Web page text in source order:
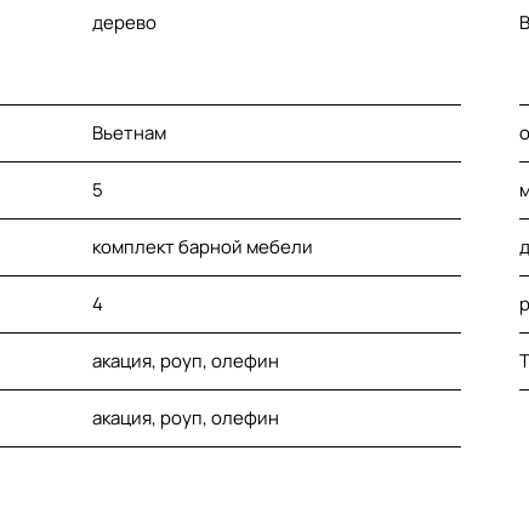
дерево
Вьетнам
5
комплект барной мебели
4
акация, роуп, олефин
акация, роуп, олефин